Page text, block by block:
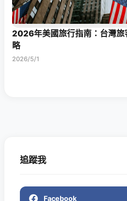
2026年美國旅行指南：台灣旅
略
2026/5/1
追蹤我
Facebook